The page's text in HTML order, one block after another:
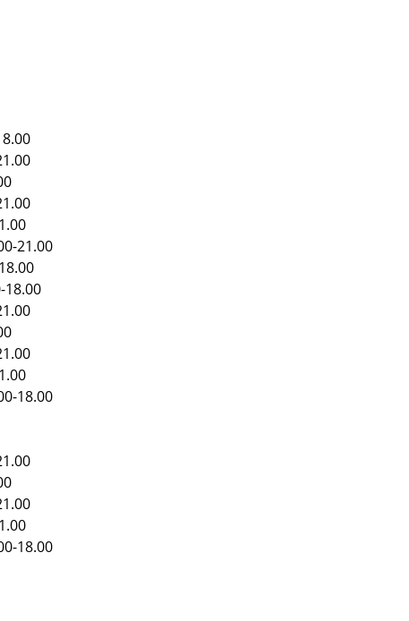
21.00
18.00
18.00
18.00